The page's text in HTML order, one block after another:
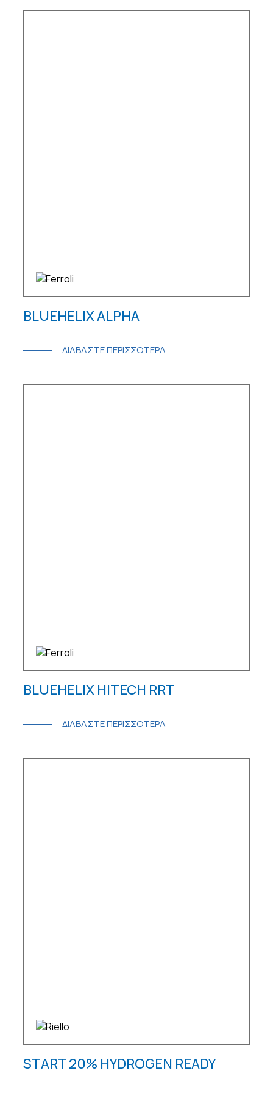
BLUEHELIX ALPHA
ΔΙΑΒΑΣΤΕ ΠΕΡΙΣΣΟΤΕΡΑ
BLUEHELIX HITECH RRT
ΔΙΑΒΑΣΤΕ ΠΕΡΙΣΣΟΤΕΡΑ
START 20% HYDROGEN READY